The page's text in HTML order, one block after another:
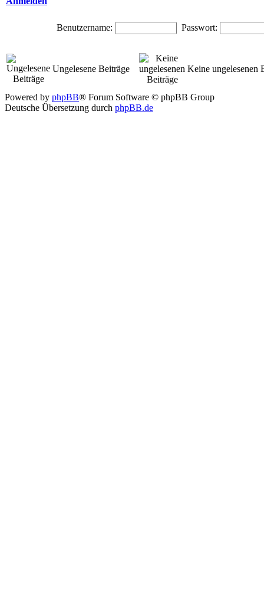
Benutzername: Passwort:
Ungelesene Beiträge Keine ungelesenen
Powered by phpBB® Forum Software © phpBB Group
Deutsche Übersetzung durch phpBB.de